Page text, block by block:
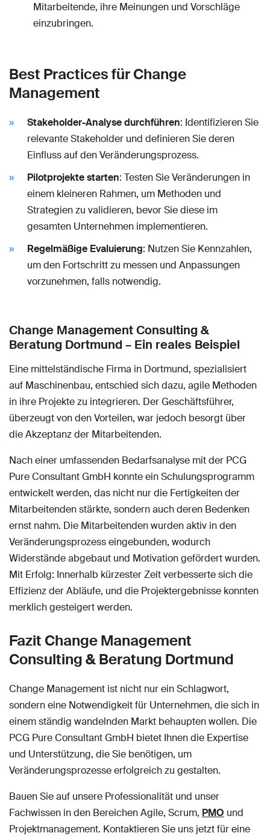
Mitarbeitende, ihre Meinungen und Vorschläge
einzubringen.
Best Practices für Change
Management
Stakeholder-Analyse durchführen: Identifizieren Sie
relevante Stakeholder und definieren Sie deren
Einfluss auf den Veränderungsprozess.
Pilotprojekte starten: Testen Sie Veränderungen in
einem kleineren Rahmen, um Methoden und
Strategien zu validieren, bevor Sie diese im
gesamten Unternehmen implementieren.
Regelmäßige Evaluierung: Nutzen Sie Kennzahlen,
um den Fortschritt zu messen und Anpassungen
vorzunehmen, falls notwendig.
Change Management Consulting &
Beratung Dortmund – Ein reales Beispiel
Eine mittelständische Firma in Dortmund, spezialisiert
auf Maschinenbau, entschied sich dazu, agile Methoden
in ihre Projekte zu integrieren. Der Geschäftsführer,
überzeugt von den Vorteilen, war jedoch besorgt über
die Akzeptanz der Mitarbeitenden.
Nach einer umfassenden Bedarfsanalyse mit der PCG
Pure Consultant GmbH konnte ein Schulungsprogramm
entwickelt werden, das nicht nur die Fertigkeiten der
Mitarbeitenden stärkte, sondern auch deren Bedenken
ernst nahm. Die Mitarbeitenden wurden aktiv in den
Veränderungsprozess eingebunden, wodurch
Widerstände abgebaut und Motivation gefördert wurden.
Mit Erfolg: Innerhalb kürzester Zeit verbesserte sich die
Effizienz der Abläufe, und die Projektergebnisse konnten
merklich gesteigert werden.
Fazit Change Management
Consulting & Beratung Dortmund
Change Management ist nicht nur ein Schlagwort,
sondern eine Notwendigkeit für Unternehmen, die sich in
einem ständig wandelnden Markt behaupten wollen. Die
PCG Pure Consultant GmbH bietet Ihnen die Expertise
und Unterstützung, die Sie benötigen, um
Veränderungsprozesse erfolgreich zu gestalten.
Bauen Sie auf unsere Professionalität und unser
Fachwissen in den Bereichen Agile, Scrum, PMO und
Projektmanagement. Kontaktieren Sie uns jetzt für eine